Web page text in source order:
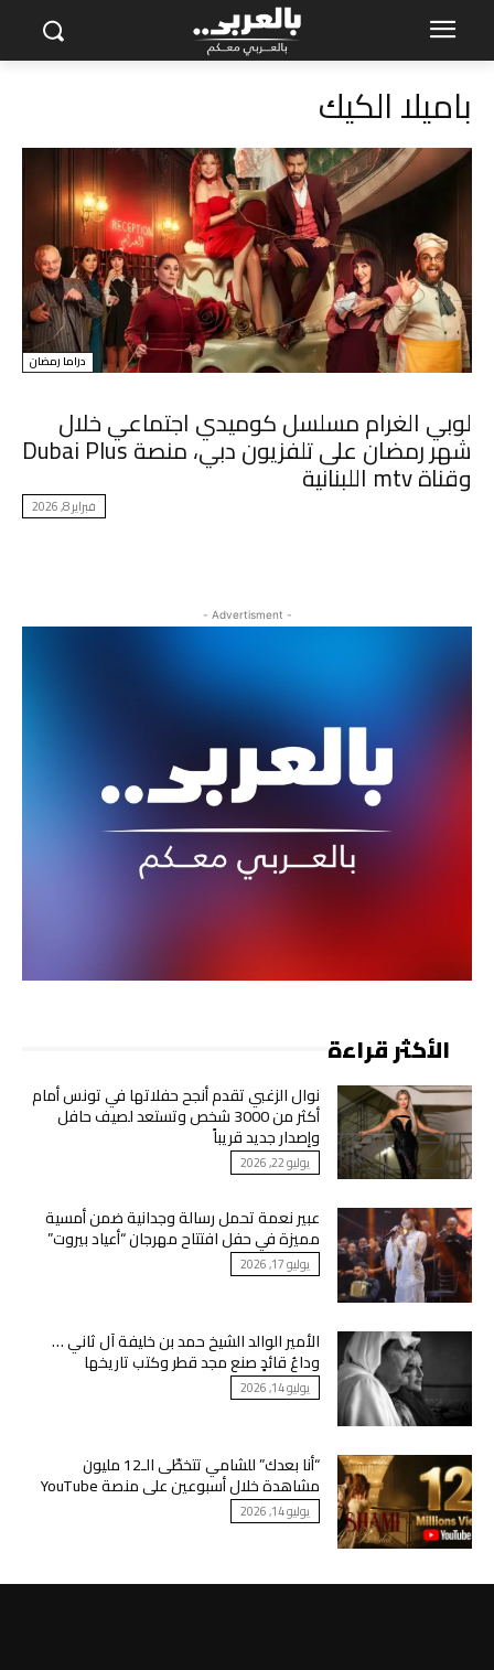
باميلا الكيك
دراما رمضان
لوبي الغرام مسلسل كوميدي اجتماعي خلال
شهر رمضان على تلفزيون دبي، منصة Dubai Plus
وقناة mtv اللبنانية
فبراير 8, 2026
- Advertisment -
الأكثر قراءة
نوال الزغبي تقدم أنجح حفلاتها في تونس أمام
أكثر من 3000 شخص وتستعد لصيف حافل
وإصدار جديد قريباً
يوليو 22, 2026
عبير نعمة تحمل رسالة وجدانية ضمن أمسية
مميزة في حفل افتتاح مهرجان “أعياد بيروت”
يوليو 17, 2026
الأمير الوالد الشيخ حمد بن خليفة آل ثاني …
وداعُ قائدٍ صنع مجد قطر وكتب تاريخها
يوليو 14, 2026
“أنا بعدك” للشامي تتخطّى الـ12 مليون
مشاهدة خلال أسبوعين على منصة YouTube
يوليو 14, 2026